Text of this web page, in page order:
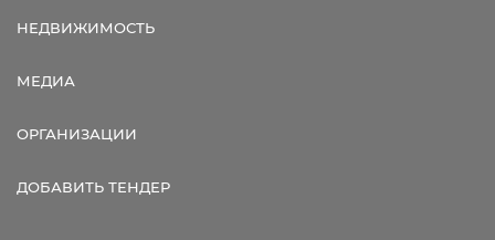
НЕДВИЖИМОСТЬ
МЕДИА
ОРГАНИЗАЦИИ
ДОБАВИТЬ ТЕНДЕР